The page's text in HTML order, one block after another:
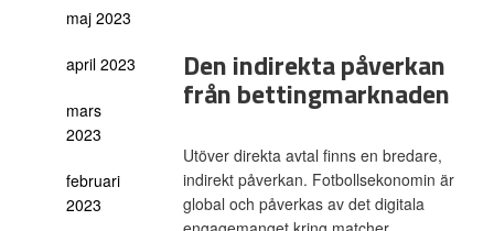
maj 2023
april 2023
mars
2023
februari
2023
Den indirekta påverkan
från bettingmarknaden
Utöver direkta avtal finns en bredare,
indirekt påverkan. Fotbollsekonomin är
global och påverkas av det digitala